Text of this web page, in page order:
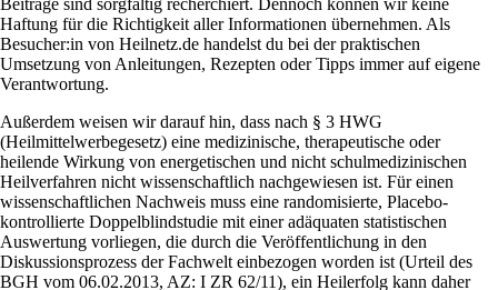
Beiträge sind sorgfältig recherchiert. Dennoch können wir keine
Haftung für die Richtigkeit aller Informationen übernehmen. Als
Besucher:in von Heilnetz.de handelst du bei der praktischen
Umsetzung von Anleitungen, Rezepten oder Tipps immer auf eigene
Verantwortung.
Außerdem weisen wir darauf hin, dass nach § 3 HWG
(Heilmittelwerbegesetz) eine medizinische, therapeutische oder
heilende Wirkung von energetischen und nicht schulmedizinischen
Heilverfahren nicht wissenschaftlich nachgewiesen ist. Für einen
wissenschaftlichen Nachweis muss eine randomisierte, Placebo-
kontrollierte Doppelblindstudie mit einer adäquaten statistischen
Auswertung vorliegen, die durch die Veröffentlichung in den
Diskussionsprozess der Fachwelt einbezogen worden ist (Urteil des
BGH vom 06.02.2013, AZ: I ZR 62/11), ein Heilerfolg kann daher